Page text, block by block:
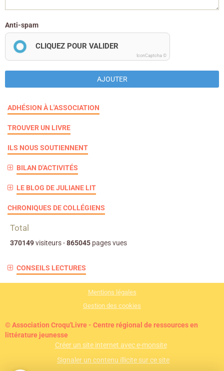
Anti-spam
CLIQUEZ POUR VALIDER
IconCaptcha ©
AJOUTER
ADHÉSION À L'ASSOCIATION
TROUVER UN LIVRE
ILS NOUS SOUTIENNENT
BILAN D'ACTIVITÉS
LE BLOG DE JULIANE LIT
CHRONIQUES DE COLLÉGIENS
Total
370149visiteurs -865045 pages vues
CONSEILS LECTURES
Mentions légales
Gestion des cookies
© Association Croqu'Livre - Centre régional de ressources en
littérature jeunesse
Créer un site internet avec e-monsite
Signaler un contenu illicite sur ce site